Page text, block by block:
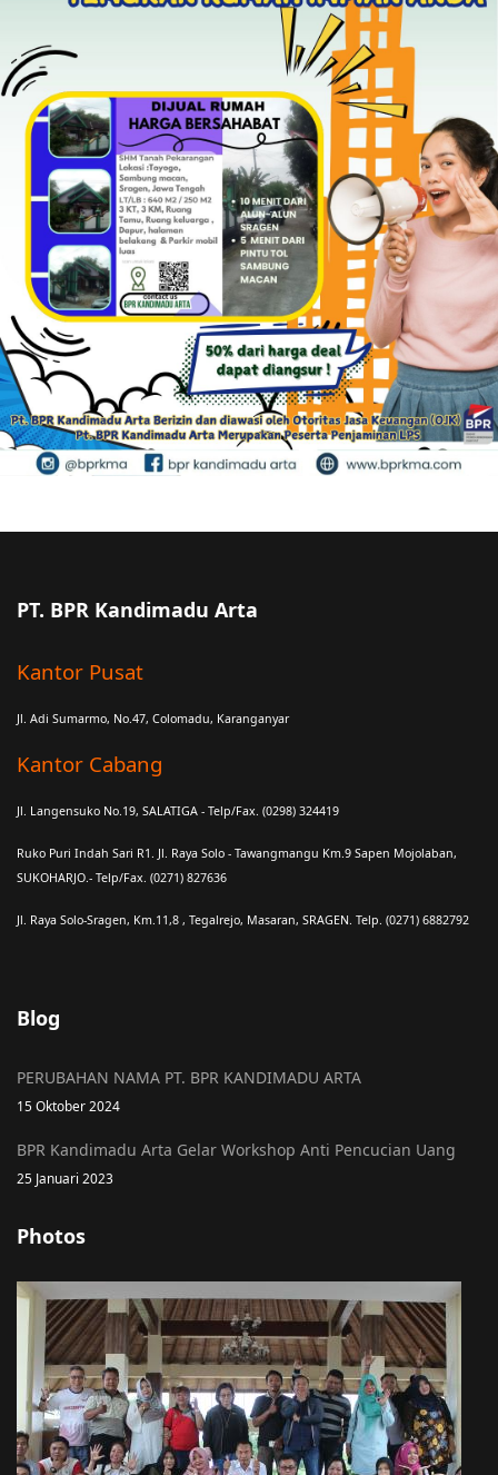
PT. BPR Kandimadu Arta
Kantor Pusat
Jl. Adi Sumarmo, No.47, Colomadu, Karanganyar
Kantor Cabang
Jl. Langensuko No.19, SALATIGA - Telp/Fax. (0298) 324419
Ruko Puri Indah Sari R1. Jl. Raya Solo - Tawangmangu Km.9 Sapen Mojolaban,
SUKOHARJO.- Telp/Fax. (0271) 827636
Jl. Raya Solo-Sragen, Km.11,8 , Tegalrejo, Masaran, SRAGEN. Telp. (0271) 6882792
Blog
PERUBAHAN NAMA PT. BPR KANDIMADU ARTA
15 Oktober 2024
BPR Kandimadu Arta Gelar Workshop Anti Pencucian Uang
25 Januari 2023
Photos